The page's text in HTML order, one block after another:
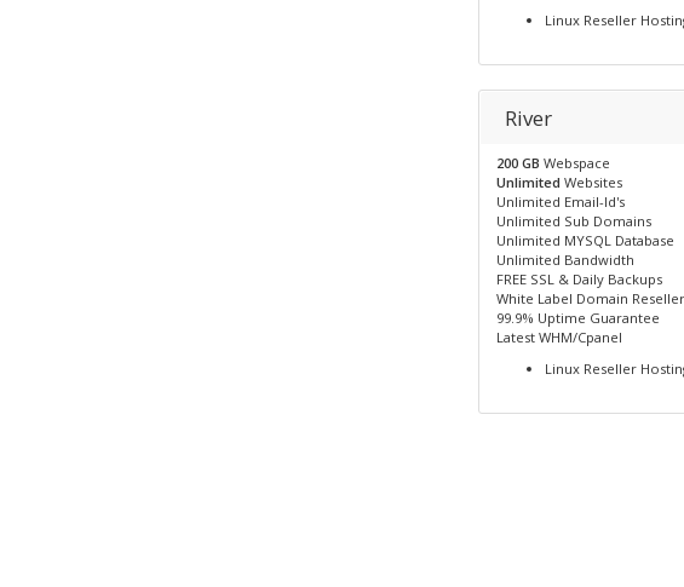
Linux Reseller
River
200 GB Webspace
Unlimited Websites
Unlimited Email-Id's
Unlimited Sub Domains
Unlimited MYSQL Database
Unlimited Bandwidth
FREE SSL & Daily Backups
White Label Domain
99.9% Uptime Guarantee
Latest WHM/Cpanel
Linux Reseller